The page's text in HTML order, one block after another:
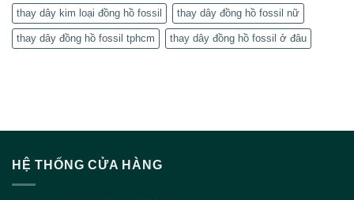
thay dây kim loại đồng hồ fossil thay dây đồng hồ fossil nữ
thay dây đồng hồ fossil tphcm thay dây đồng hồ fossil ở đâu
HỆ THỐNG CỬA HÀNG